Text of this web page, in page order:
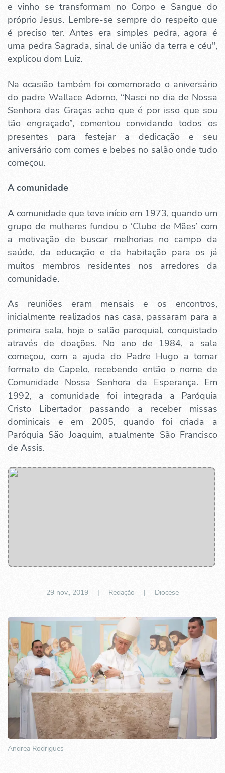
e vinho se transformam no Corpo e Sangue do
próprio Jesus. Lembre-se sempre do respeito que
é preciso ter. Antes era simples pedra, agora é
uma pedra Sagrada, sinal de união da terra e céu",
explicou dom Luiz.
Na ocasião também foi comemorado o aniversário
do padre Wallace Adorno, “Nasci no dia de Nossa
Senhora das Graças acho que é por isso que sou
tão engraçado”, comentou convidando todos os
presentes para festejar a dedicação e seu
aniversário com comes e bebes no salão onde tudo
começou.
A comunidade
A comunidade que teve início em 1973, quando um
grupo de mulheres fundou o ‘Clube de Mães’ com
a motivação de buscar melhorias no campo da
saúde, da educação e da habitação para os já
muitos membros residentes nos arredores da
comunidade.
As reuniões eram mensais e os encontros,
inicialmente realizados nas casa, passaram para a
primeira sala, hoje o salão paroquial, conquistado
através de doações. No ano de 1984, a sala
começou, com a ajuda do Padre Hugo a tomar
formato de Capelo, recebendo então o nome de
Comunidade Nossa Senhora da Esperança. Em
1992, a comunidade foi integrada a Paróquia
Cristo Libertador passando a receber missas
dominicais e em 2005, quando foi criada a
Paróquia São Joaquim, atualmente São Francisco
de Assis.
29 nov., 2019 | Redação | Diocese
Andrea Rodrigues